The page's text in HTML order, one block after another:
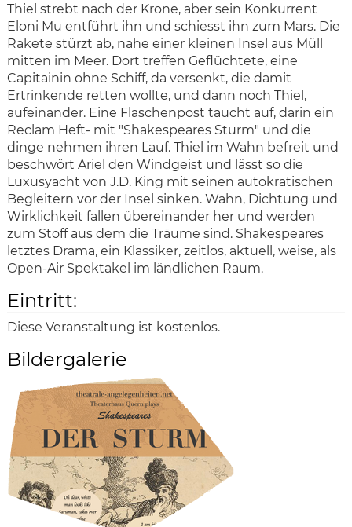
Thiel strebt nach der Krone, aber sein Konkurrent
Eloni Mu entführt ihn und schiesst ihn zum Mars. Die
Rakete stürzt ab, nahe einer kleinen Insel aus Müll
mitten im Meer. Dort treffen Geflüchtete, eine
Capitainin ohne Schiff, da versenkt, die damit
Ertrinkende retten wollte, und dann noch Thiel,
aufeinander. Eine Flaschenpost taucht auf, darin ein
Reclam Heft- mit "Shakespeares Sturm" und die
dinge nehmen ihren Lauf. Thiel im Wahn befreit und
beschwört Ariel den Windgeist und lässt so die
Luxusyacht von J.D. King mit seinen autokratischen
Begleitern vor der Insel sinken. Wahn, Dichtung und
Wirklichkeit fallen übereinander her und werden
zum Stoff aus dem die Träume sind. Shakespeares
letztes Drama, ein Klassiker, zeitlos, aktuell, weise, als
Open-Air Spektakel im ländlichen Raum.
Eintritt:
Diese Veranstaltung ist kostenlos.
Bildergalerie